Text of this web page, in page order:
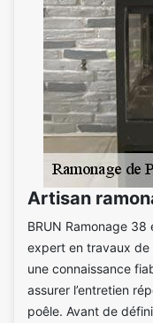
Artisan
BRUN Ramonage
expert en travaux de
une connaissance
assurer l’entretien
poêle. Avant de